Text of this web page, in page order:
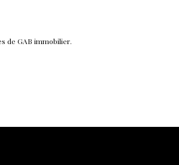
de GAB immobilier.